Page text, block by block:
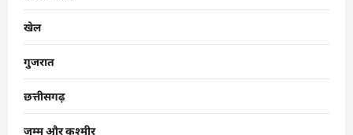
खेल
गुजरात
छत्तीसगढ़
जम्मू और कश्मीर